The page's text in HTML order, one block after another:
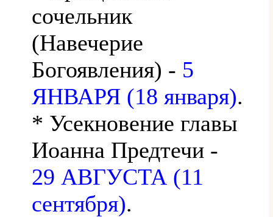
сочельник
(Навечерие
Богоявления) - 5
ЯНВАРЯ (18 января).
* Усекновение главы
Иоанна Предтечи -
29 АВГУСТА (11
сентября).